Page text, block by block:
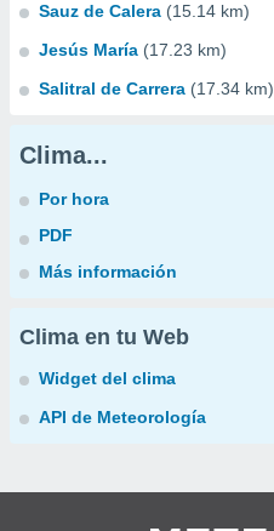
Sauz de Calera (15.14 km)
Jesús María (17.23 km)
Salitral de Carrera (17.34 km)
Clima...
Por hora
PDF
Más información
Clima en tu Web
Widget del clima
API de Meteorología